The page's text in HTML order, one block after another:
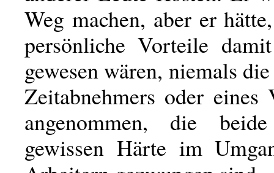
Weg machen, aber er
persönliche Vorteile
gewesen wären, niemals
Zeitabnehmers oder eines
angenommen, die
gewissen Härte im